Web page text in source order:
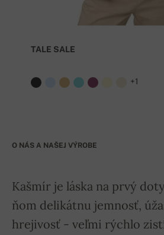
TALE SALE
+1
O NÁS A NAŠEJ VÝROBE
Kašmír je láska na prvý
ňom delikátnu jemnosť,
hrejivosť - veľmi rýchlo